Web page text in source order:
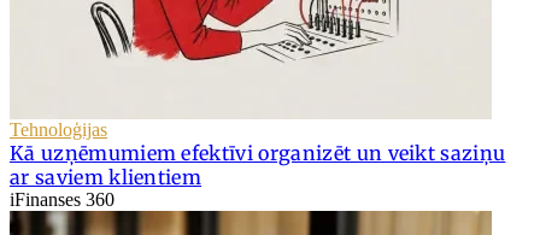
Tehnoloģijas
Kā uzņēmumiem efektīvi organizēt un veikt saziņu
ar saviem klientiem
iFinanses 360